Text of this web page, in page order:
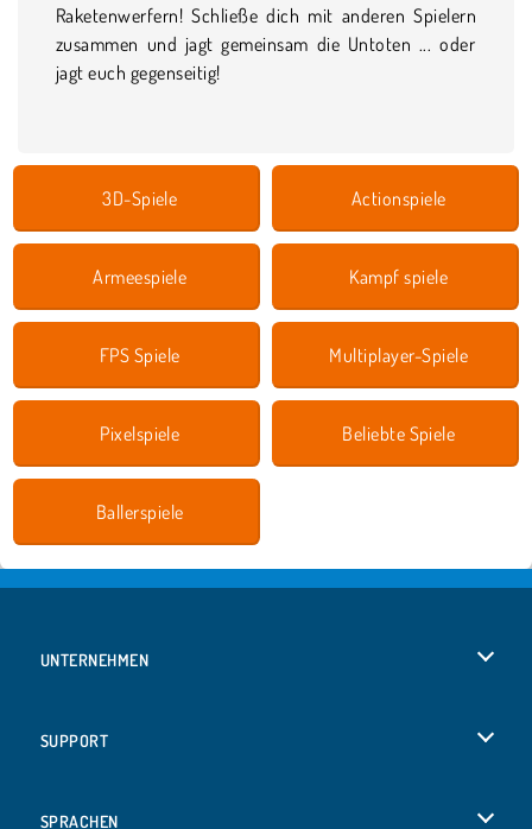
Raketenwerfern! Schließe dich mit anderen Spielern
zusammen und jagt gemeinsam die Untoten ... oder
jagt euch gegenseitig!
3D-Spiele Actionspiele
Armeespiele Kampf spiele
FPS Spiele Multiplayer-Spiele
Pixelspiele Beliebte Spiele
Ballerspiele
UNTERNEHMEN
SUPPORT
SPRACHEN